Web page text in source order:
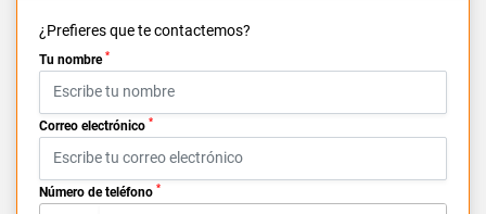
¿Prefieres que te contactemos?
Tu nombre *
Correo electrónico *
Número de teléfono *